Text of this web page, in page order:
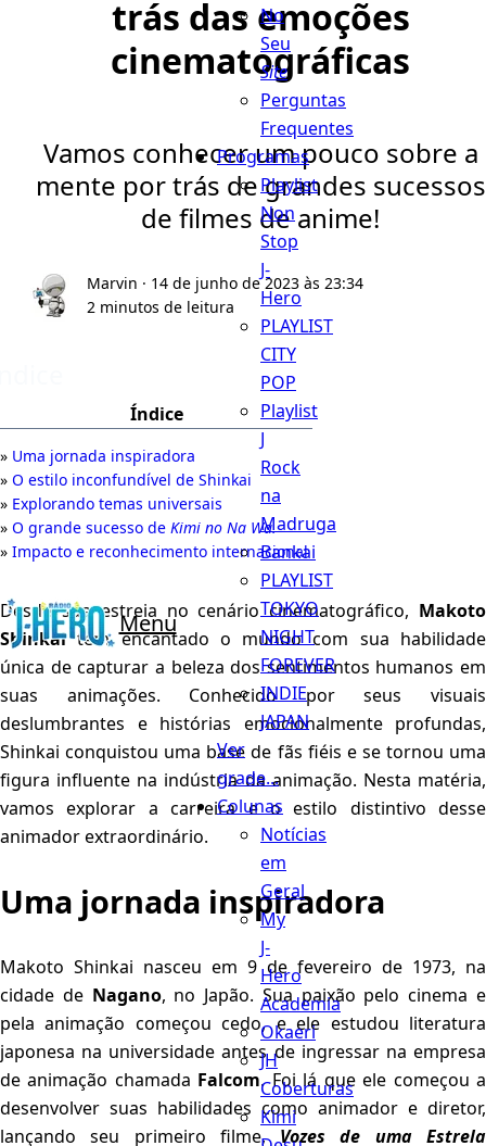
Menu
No
Seu
Site
Perguntas
Frequentes
Programas
Playlist
Non
Stop
J-
Hero
PLAYLIST
CITY
POP
Playlist
J
Rock
na
Madruga
Bankai
PLAYLIST
TOKYO
NIGHT
FOREVER
INDIE
JAPAN
Ver
grade...
Colunas
Notícias
em
Geral
My
J-
Hero
Academia
Okaeri
JH
Coberturas
Kimi
trás das emoções
cinematográficas
Vamos conhecer um pouco sobre a
mente por trás de grandes sucessos
de filmes de anime!
Marvin · 14 de junho de 2023 às 23:34
2 minutos de leitura
Índice
Uma jornada inspiradora
O estilo inconfundível de Shinkai
Explorando temas universais
O grande sucesso de Kimi no Na Wa.
Impacto e reconhecimento internacional
Desde sua estreia no cenário cinematográfico, Makoto
Shinkaitem encantado o mundo com sua habilidade
única de capturar a beleza dos sentimentos humanos em
suas animações. Conhecido por seus visuais
deslumbrantes e histórias emocionalmente profundas,
Shinkai conquistou uma base de fãs fiéis e se tornou uma
figura influente na indústria da animação. Nesta matéria,
vamos explorar a carreira e o estilo distintivo desse
animador extraordinário.
Uma jornada inspiradora
Makoto Shinkai nasceu em 9 de fevereiro de 1973, na
cidade de Nagano, no Japão. Sua paixão pelo cinema e
pela animação começou cedo, e ele estudou literatura
japonesa na universidade antes de ingressar na empresa
de animação chamada Falcom. Foi lá que ele começou a
desenvolver suas habilidades como animador e diretor,
lançando seu primeiro filme,Vozes de uma Estrela